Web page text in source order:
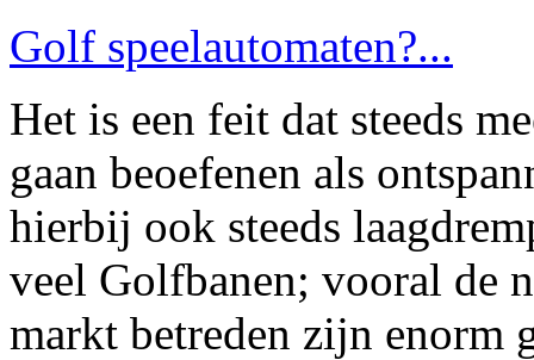
Golf speelautomaten?...
Het is een feit dat steeds
gaan beoefenen als
hierbij ook steeds
veel Golfbanen; vooral de
markt betreden zijn enorm